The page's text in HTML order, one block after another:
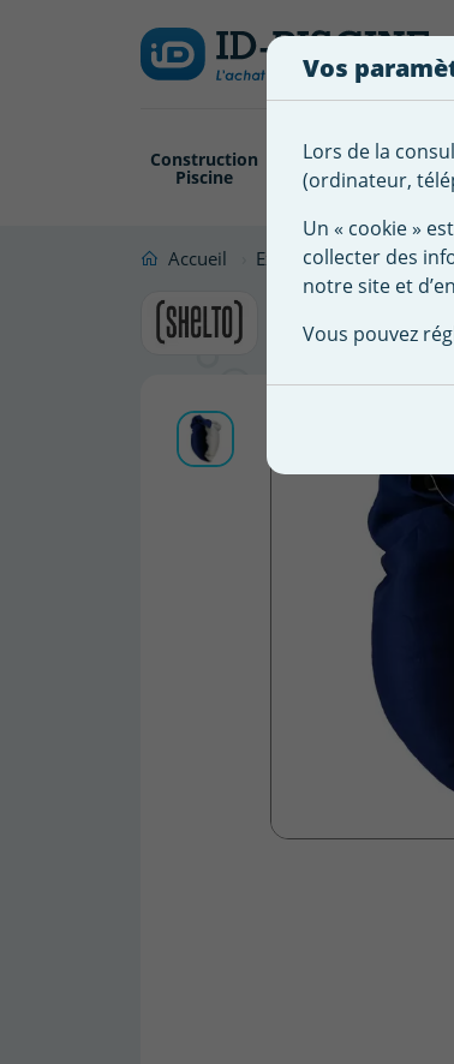
Construction
Piscine
Revêtement
Piscine
Accueil Extérieur Abord Piscine
Pouf
Vos
Lors de la
(ordinateur,
Un « cookie »
collecter des
notre site et
Vous pouvez